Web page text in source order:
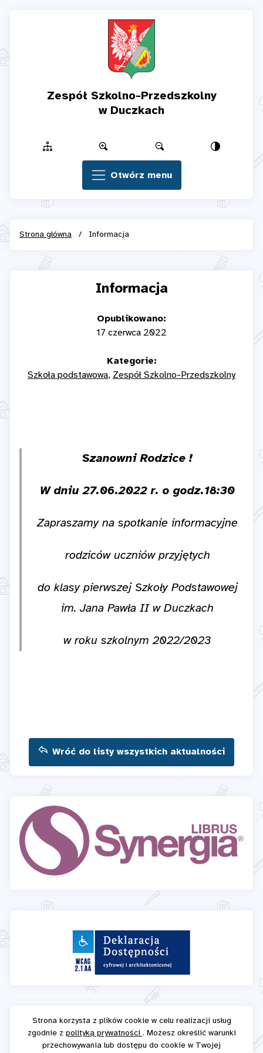
Zespół Szkolno-Przedszkolny
w Duczkach
Otwórz menu
Strona główna / Informacja
Informacja
Opublikowano:
17 czerwca 2022
Kategorie:
Szkoła podstawowa Zespół Szkolno-Przedszkolny
Szanowni Rodzice !
W dniu 27.06.2022 r. o godz.18:30
Zapraszamy na spotkanie informacyjne
rodziców uczniów przyjętych
do klasy pierwszej Szkoły Podstawowej
im. Jana Pawła II w Duczkach
w roku szkolnym 2022/2023
Wróć do listy wszystkich aktualności
Strona korzysta z plików cookie w celu realizacji usług
zgodnie z polityką prywatności . Możesz określić warunki
przechowywania lub dostępu do cookie w Twojej